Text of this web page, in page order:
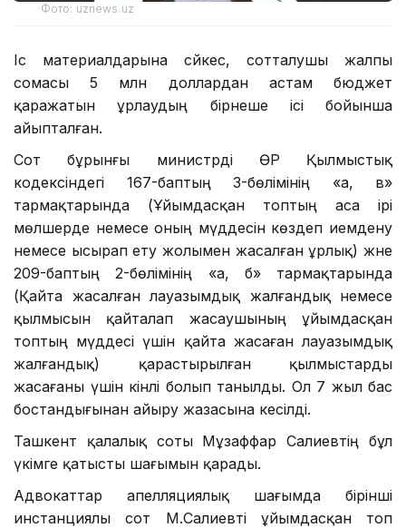
Фото: uznews.uz
Іс материалдарына сәйкес, сотталушы жалпы
сомасы 5 млн доллардан астам бюджет
қаражатын ұрлаудың бірнеше ісі бойынша
айыпталған.
Сот бұрынғы министрді ӨР Қылмыстық
кодексіндегі 167-баптың 3-бөлімінің «а, в»
тармақтарында (Ұйымдасқан топтың аса ірі
мөлшерде немесе оның мүддесін көздеп иемдену
немесе ысырап ету жолымен жасалған ұрлық) және
209-баптың 2-бөлімінің «а, б» тармақтарында
(Қайта жасалған лауазымдық жалғандық немесе
қылмысын қайталап жасаушының ұйымдасқан
топтың мүддесі үшін қайта жасаған лауазымдық
жалғандық) қарастырылған қылмыстарды
жасағаны үшін кінәлі болып танылды. Ол 7 жыл бас
бостандығынан айыру жазасына кесілді.
Ташкент қалалық соты Мұзаффар Салиевтің бұл
үкімге қатысты шағымын қарады.
Адвокаттар апелляциялық шағымда бірінші
инстанциялы сот М.Салиевті ұйымдасқан топ